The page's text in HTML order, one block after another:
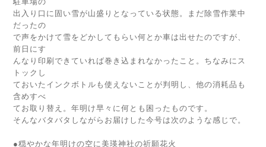
出入り口に固い雪が山盛りとなっている状態。まだ除雪作業中
だったの
で声をかけて雪をどかしてもらい何とか車は出せたのですが、
前日にす
んなり印刷できていれば巻き込まれなかったこと。ちなみにス
トックし
ておいたインクボトルも使えないことが判明し、他の消耗品も
含めすべ
てお取り替え。年明け早々に何とも困ったものです。
そんなバタバタしながらお届けした今号は次のような感じで。
●穏やかな年明けの空に美瑛神社の祈願花火